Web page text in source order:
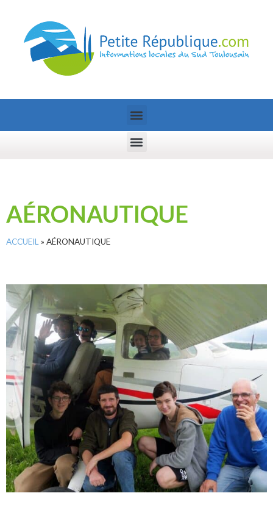
AÉRONAUTIQUE
ACCUEIL » AÉRONAUTIQUE